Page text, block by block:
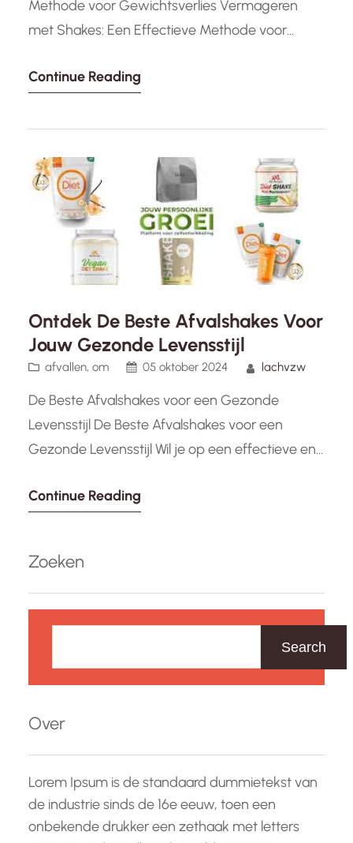
Methode voor Gewichtsverlies Vermageren
met Shakes: Een Effectieve Methode voor
onderwerp in de wereld van diëten en
mensen kiezen ervoor om maaltijden te
vallen en hun streefgewicht te bereiken. Maar
hoe…
Continue Reading
Ontdek De Beste Afvalshakes Voor
Jouw Gezonde Levensstijl
afvallen, om 05 oktober 2024 lachvzw
De Beste Afvalshakes voor een Gezonde
Levensstijl De Beste Afvalshakes voor een
Gezonde Levensstijl Wil je op een effectieve en
afvalshakes een handig hulpmiddel zijn om je
waardoor ze een goede aanvulling kunnen zijn
op je dieet en lichaamsbeweging. Voordelen…
Continue Reading
Zoeken
k
n
Search
Over
Lorem Ipsum is de standaard dummietekst van
de industrie sinds de 16e eeuw, toen een
onbekende drukker een zethaak met letters